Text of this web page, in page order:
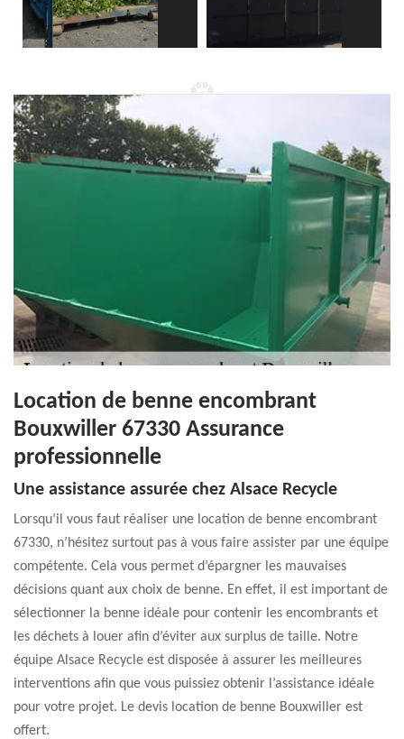
Location de benne encombrant
Bouxwiller 67330 Assurance
professionnelle
Une assistance assurée chez Alsace Recycle
Lorsqu’il vous faut réaliser une location de benne encombrant
67330, n’hésitez surtout pas à vous faire assister par une équipe
compétente. Cela vous permet d’épargner les mauvaises
décisions quant aux choix de benne. En effet, il est important de
sélectionner la benne idéale pour contenir les encombrants et
les déchets à louer afin d’éviter aux surplus de taille. Notre
équipe Alsace Recycle est disposée à assurer les meilleures
interventions afin que vous puissiez obtenir l’assistance idéale
pour votre projet. Le devis location de benne Bouxwiller est
offert.